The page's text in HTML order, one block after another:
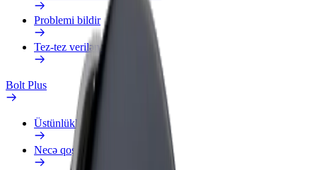
Problemi bildir
Tez-tez verilən suallar
Bolt Plus
Üstünlüklər
Necə qoşulmalı?